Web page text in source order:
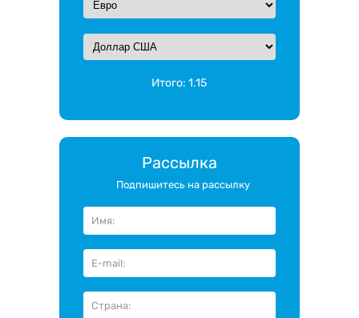
Итого:1.15
Рассылка
Подпишитесь на рассылку